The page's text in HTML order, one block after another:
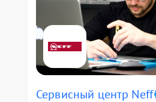
Сервисный центр Neff